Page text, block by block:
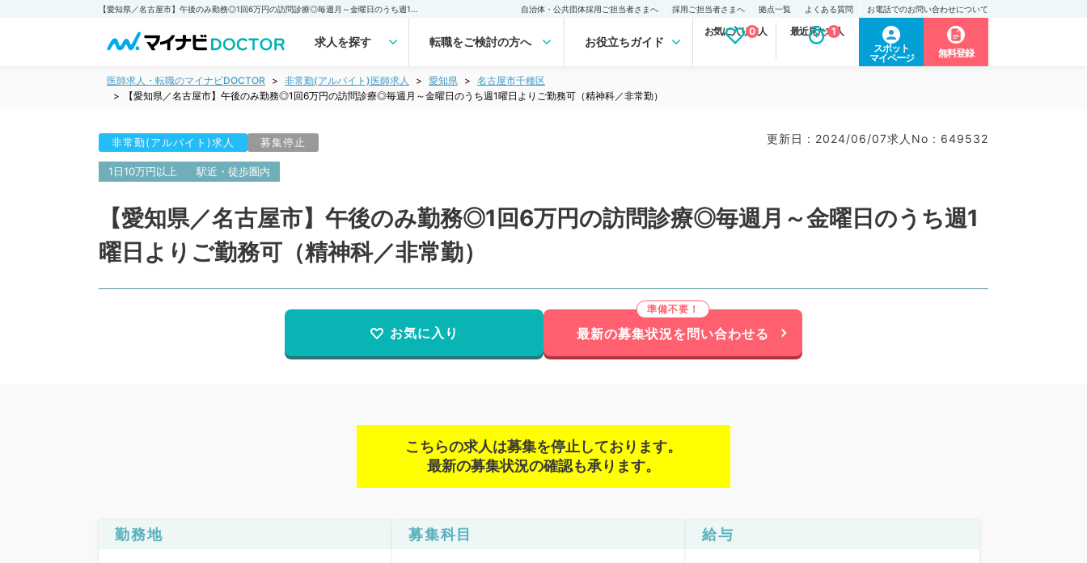
自治体・公共団体採用ご担当者さまへ 採用ご担当者さまへ 拠点一覧 よくある質問 お電話でのお問い合わせについて
求人を探す 転職をご検討の方へ お役立ちガイド
お気に入り求人
0 最近見た求人
1
スポット
マイページ
無料登録
医師求人・転職のマイナビDOCTOR 非常勤(アルバイト)医師求人 愛知県
名古屋市千種区
【愛知県／名古屋市】午後のみ勤務◎1回6万円の訪問診療◎毎週月～金曜日のうち週1曜日よりご勤務可（精神科／非常勤）
非常勤(アルバイト)求人 募集停止 更新日 : 2024/06/07求人No : 649532
1日10万円以上 駅近・徒歩圏内
【愛知県／名古屋市】午後のみ勤務◎1回6万円の訪問診療◎毎週月～金曜日のうち週1
曜日よりご勤務可（精神科／非常勤）
お気に入り 最新の募集状況を問い合わせる
こちらの求人は募集を停止しております。
最新の募集状況の確認も承ります。
勤務地 募集科目 給与